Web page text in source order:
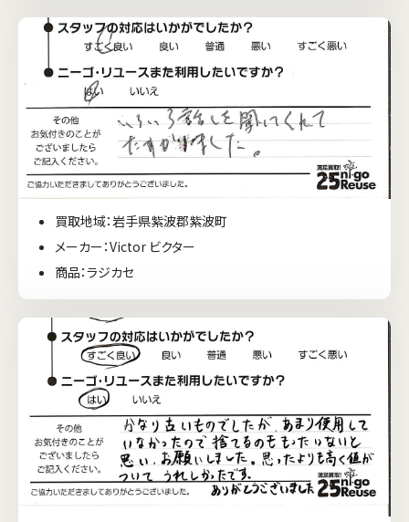
買取地域：岩手県紫波郡紫波町
メーカー：Victor ビクター
商品：ラジカセ